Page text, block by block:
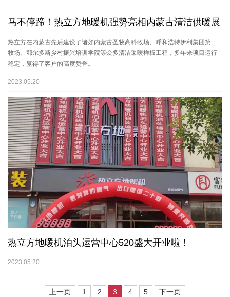
马不停蹄！热立方地暖机强势亮相内蒙古清洁供暖展
热立方在内蒙古先后建设了诸如内蒙古圣牧高科牧场、呼和浩特伊利集团第一
牧场、鄂尔多斯乡村振兴培训学院等众多清洁采暖样板工程，多年来项目运行
稳定，赢得了客户的高度赞誉。
2023.05.20
热立方地暖机泊头运营中心520盛大开业啦！
2023.05.20
上一页 1 2 3 4 5 下一页